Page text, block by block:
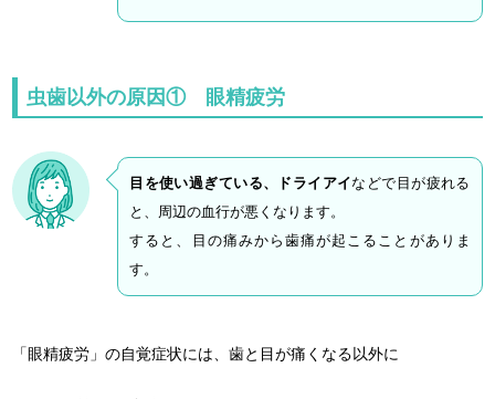
虫歯以外の原因① 眼精疲労
目を使い過ぎている、ドライアイなどで目が疲れる
と、周辺の血行が悪くなります。
すると、目の痛みから歯痛が起こることがありま
す。
「眼精疲労」の自覚症状には、歯と目が痛くなる以外に